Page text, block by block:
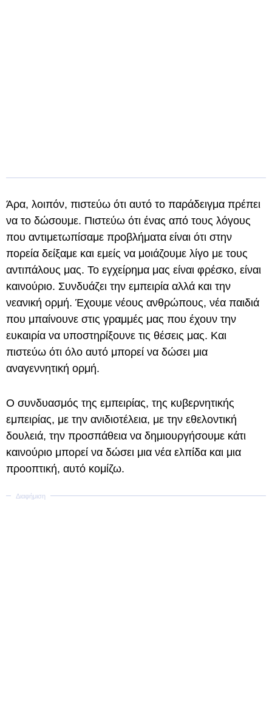
Άρα, λοιπόν, πιστεύω ότι αυτό το παράδειγμα πρέπει
να το δώσουμε. Πιστεύω ότι ένας από τους λόγους
που αντιμετωπίσαμε προβλήματα είναι ότι στην
πορεία δείξαμε και εμείς να μοιάζουμε λίγο με τους
αντιπάλους μας. Το εγχείρημα μας είναι φρέσκο, είναι
καινούριο. Συνδυάζει την εμπειρία αλλά και την
νεανική ορμή. Έχουμε νέους ανθρώπους, νέα παιδιά
που μπαίνουνε στις γραμμές μας που έχουν την
ευκαιρία να υποστηρίξουνε τις θέσεις μας. Και
πιστεύω ότι όλο αυτό μπορεί να δώσει μια
αναγεννητική ορμή.
Ο συνδυασμός της εμπειρίας, της κυβερνητικής
εμπειρίας, με την ανιδιοτέλεια, με την εθελοντική
δουλειά, την προσπάθεια να δημιουργήσουμε κάτι
καινούριο μπορεί να δώσει μια νέα ελπίδα και μια
προοπτική, αυτό κομίζω.